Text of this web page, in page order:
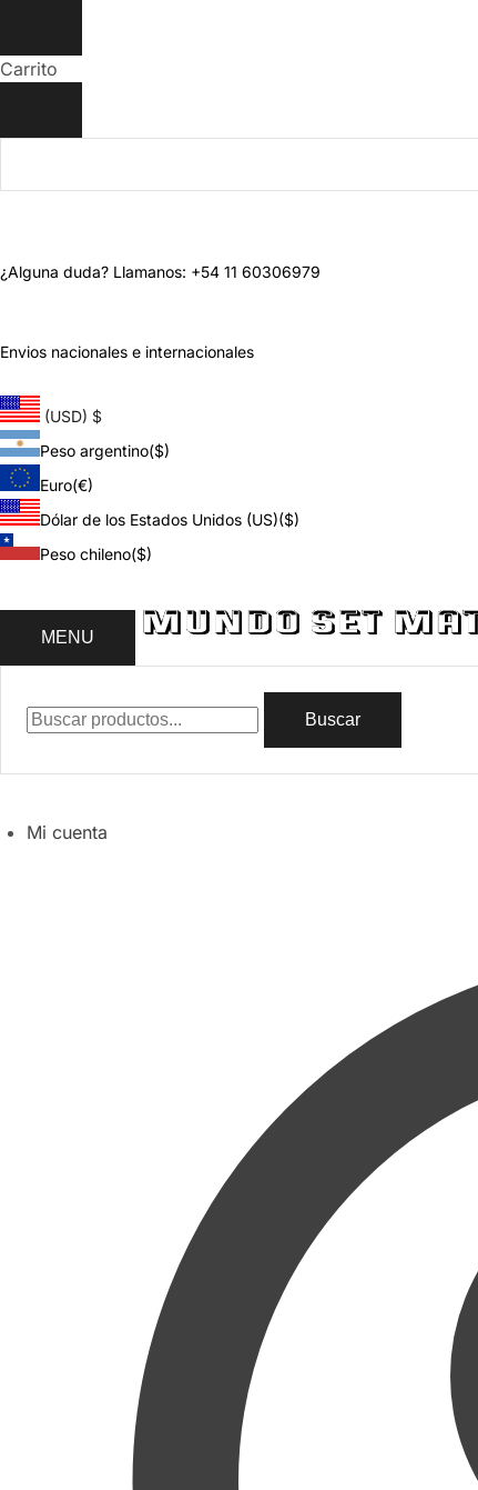
Carrito
¿Alguna duda? Llamanos: +54 11 60306979
Envios nacionales e internacionales
(USD) $
Peso argentino($)
Euro(€)
Dólar de los Estados Unidos (US)($)
Peso chileno($)
MENU
Buscar
Mi cuenta